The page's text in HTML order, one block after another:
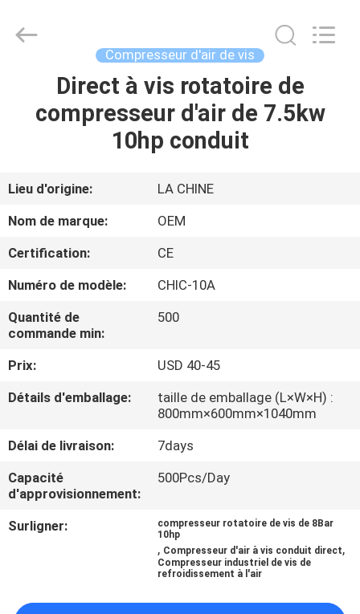
ACCUEIL
À
PROPOS
DE
VISITE
L'USINE
QUALITÉ
CONTACTEZ-
NOUS
Machinery
Compresseur d'air de vis
Direct à vis rotatoire de
compresseur d'air de 7.5kw
10hp conduit
Lieu d'origine:
LA CHINE
Nom de marque:
OEM
Certification:
CE
Numéro de modèle:
CHIC-10A
Quantité de
commande min:
500
Prix:
USD 40-45
Détails d'emballage:
taille de emballage (L×W×H) :
800mm×600mm×1040mm
Délai de livraison:
7days
Capacité
d'approvisionnement:
500Pcs/Day
Surligner:
compresseur rotatoire de vis de 8Bar
10hp
, Compresseur d'air à vis conduit direct,
Compresseur industriel de vis de
refroidissement à l'air